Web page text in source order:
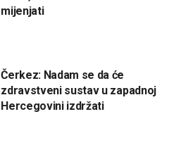
mijenjati
Čerkez: Nadam se da će
zdravstveni sustav u zapadnoj
Hercegovini izdržati